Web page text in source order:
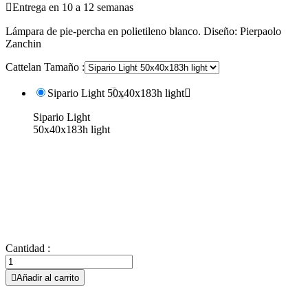
Entrega en 10 a 12 semanas
Lámpara de pie-percha en polietileno blanco. Diseño: Pierpaolo
Zanchin
Cattelan Tamaño :
Sipario Light 50x40x183h light
Sipario Light
50x40x183h light
Cantidad :
Añadir al carrito